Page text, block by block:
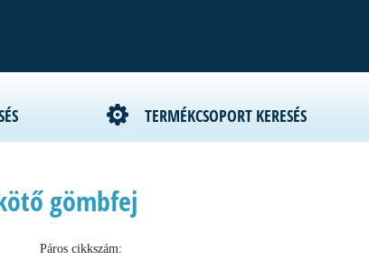
TERMÉKCSOPORT KERESÉS
gömbfej
Páros cikkszám: